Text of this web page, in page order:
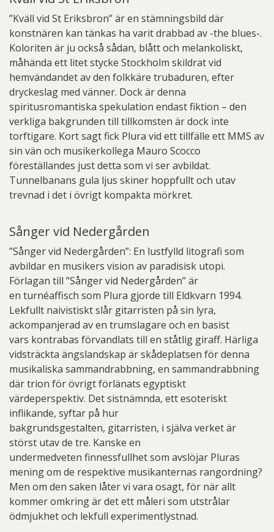
”Kväll vid St Eriksbron” är en stämningsbild där
konstnären kan tänkas ha varit drabbad av -the blues-.
Koloriten är ju också sådan, blått och melankoliskt,
måhända ett litet stycke Stockholm skildrat vid
hemvändandet av den folkkäre trubaduren, efter
dryckeslag med vänner. Dock är denna
spiritusromantiska spekulation endast fiktion – den
verkliga bakgrunden till tillkomsten är dock inte
torftigare. Kort sagt fick Plura vid ett tillfälle ett MMS av
sin vän och musikerkollega Mauro Scocco
föreställandes just detta som vi ser avbildat.
Tunnelbanans gula ljus skiner hoppfullt och utav
trevnad i det i övrigt kompakta mörkret.
Sånger vid Nedergården
”Sånger vid Nedergården”: En lustfylld litografi som
avbildar en musikers vision av paradisisk utopi.
Förlagan till ”Sånger vid Nedergården” är
en turnéaffisch som Plura gjorde till Eldkvarn 1994.
Lekfullt naivistiskt slår gitarristen på sin lyra,
ackompanjerad av en trumslagare och en basist
vars kontrabas förvandlats till en ståtlig giraff. Härliga
vidsträckta ängslandskap är skådeplatsen för denna
musikaliska sammandrabbning, en sammandrabbning
där trion för övrigt förlänats egyptiskt
värdeperspektiv. Det sistnämnda, ett esoteriskt
inflikande, syftar på hur
bakgrundsgestalten, gitarristen, i själva verket är
störst utav de tre. Kanske en
undermedveten finnessfullhet som avslöjar Pluras
mening om de respektive musikanternas rangordning?
Men om den saken låter vi vara osagt, för när allt
kommer omkring är det ett måleri som utstrålar
ödmjukhet och lekfull experimentlystnad.